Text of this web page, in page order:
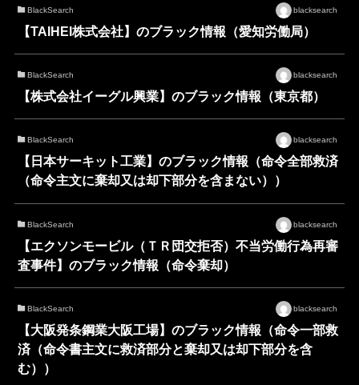
BlackSearch blacksearch
【TAIHEI株式会社】のブラック情報（愛知労働局）
BlackSearch blacksearch
【株式会社イーグル興業】のブラック情報（東京都）
BlackSearch blacksearch
【日本サーキット工業】のブラック情報（命令全部救済
（命令主文に棄却又は却下部分を含まない））
BlackSearch blacksearch
【エクソンモービル（ＴＲ団交拒否）不当労働行為再審
査事件】のブラック情報（命令棄却）
BlackSearch blacksearch
【大阪発条鋼業大阪工場】のブラック情報（命令一部救
済（命令書主文に救済部分と棄却又は却下部分を含
む））